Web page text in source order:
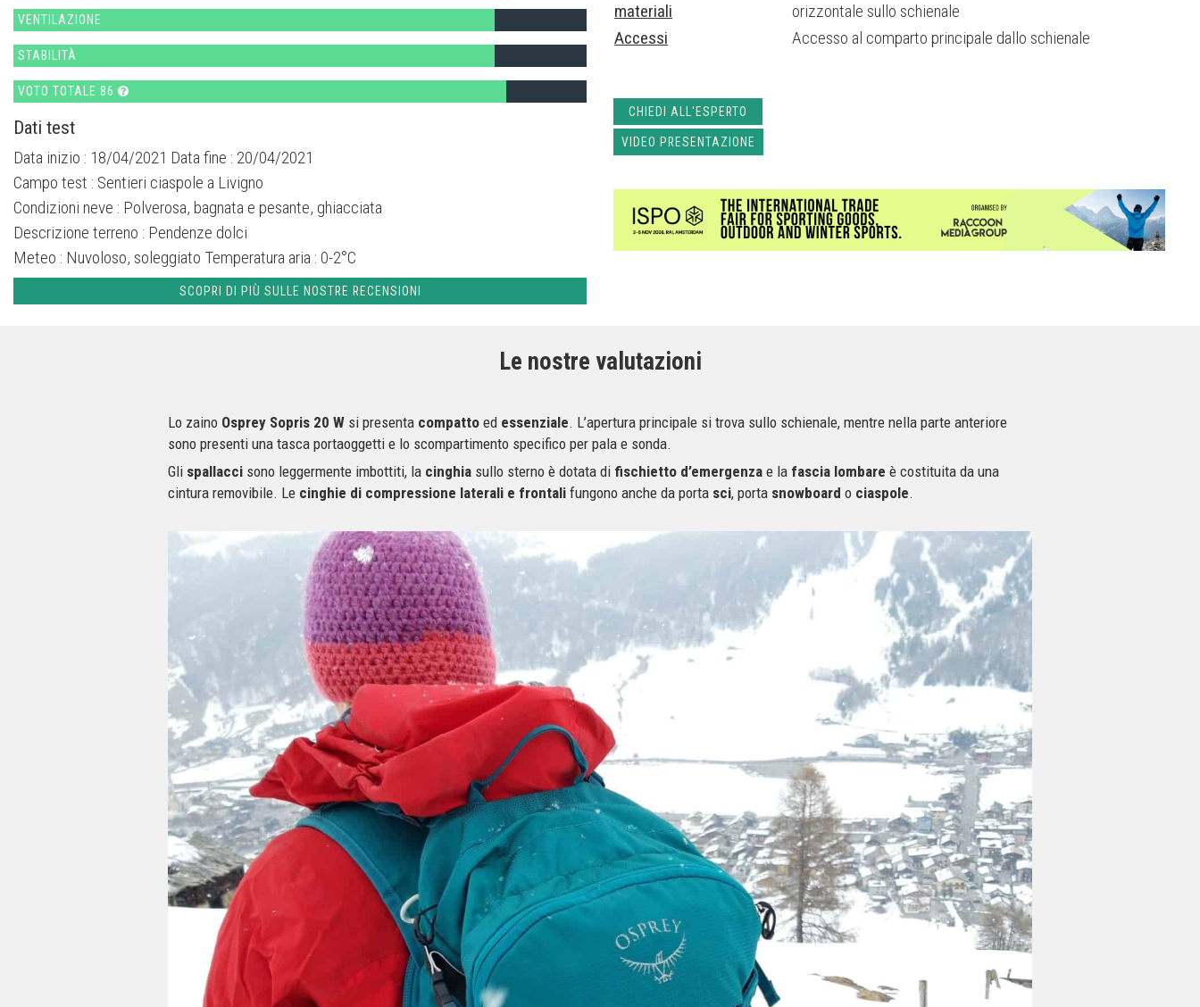
VENTILAZIONE
STABILITÀ
VOTO TOTALE 86
Dati test
Data inizio : 18/04/2021 Data fine : 20/04/2021
Campo test : Sentieri ciaspole a Livigno
Condizioni neve : Polverosa, bagnata e pesante, ghiacciata
Descrizione terreno : Pendenze dolci
Meteo : Nuvoloso, soleggiato Temperatura aria : 0-2°C
SCOPRI DI PIÙ SULLE NOSTRE RECENSIONI
materiali
orizzontale sullo schienale
Accessi
Accesso al comparto principale dallo schienale
CHIEDI ALL'ESPERTO
VIDEO PRESENTAZIONE
Le nostre valutazioni
Lo zaino Osprey Sopris 20 W si presenta compatto ed essenziale. L’apertura principale si trova sullo schienale, mentre nella parte anteriore
sono presenti una tasca portaoggetti e lo scompartimento specifico per pala e sonda.
Gli spallacci sono leggermente imbottiti, la cinghia sullo sterno è dotata di fischietto d’emergenza e la fascia lombare è costituita da una
cintura removibile. Le cinghie di compressione laterali e frontali fungono anche da porta sci, porta snowboard o ciaspole.